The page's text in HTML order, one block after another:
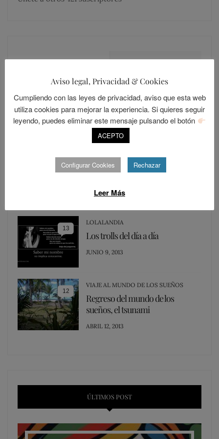
LOLALANDIA
Sevilla, una ciudad cerrada
POSTED
ABRIL 15, 2014
15
LOLALANDIA
Los Resentidos
POSTED
DICIEMBRE 30, 2015
13
LOLALANDIA
Los trolls del día a día
POSTED
JUNIO 9, 2013
12
VIAJE AL MUNDO DE LOS SUEÑOS
Regreso del mundo de los
sueños, el tsunami
POSTED
ABRIL 12, 2013
ÚLTIMOS POST
Aviso legal, Privacidad & Cookies
Cumpliendo con las leyes de privacidad, aviso que esta web
utiliza cookies para mejorar la experiencia. Si quieres seguir
leyendo, puedes eliminar este mensaje pulsando el botón
ACEPTO
Configurar Cookies Rechazar
Leer Más